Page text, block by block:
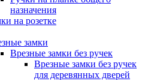
назначения
на розетке
замки
Врезные замки без ручек
Врезные замки без ручек
для деревянных дверей